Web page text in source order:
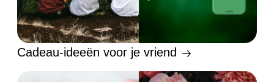
Cadeau-ideeën voor je vriend